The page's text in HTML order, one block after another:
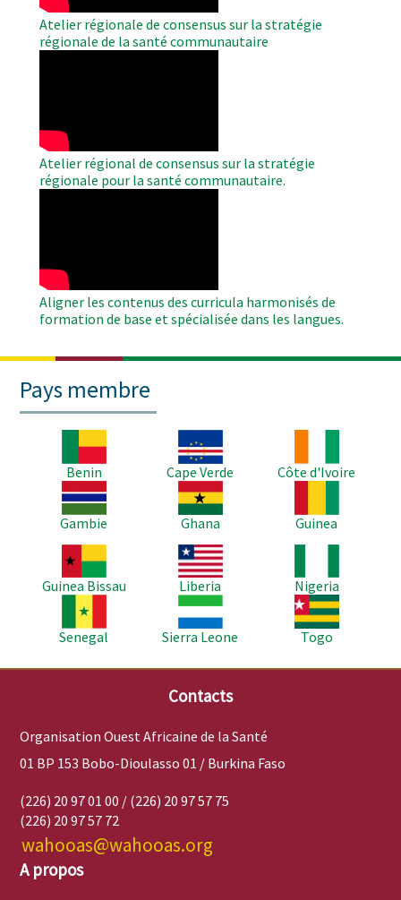
Atelier régionale de consensus sur la stratégie
régionale de la santé communautaire
Atelier régional de consensus sur la stratégie
régionale pour la santé communautaire.
Aligner les contenus des curricula harmonisés de
formation de base et spécialisée dans les langues.
Pays membre
Benin
Image
Cape Verde
Côte d'Ivoire
Image
Gambie
Image
Ghana
Guinea
Image
Guinea Bissau
Image
Liberia
Nigeria
Senegal
Image
Sierra Leone
Image
Togo
Contacts
Organisation Ouest Africaine de la Santé
01 BP 153 Bobo-Dioulasso 01 / Burkina Faso
(226) 20 97 01 00 / (226) 20 97 57 75
(226) 20 97 57 72
wahooas@wahooas.org
A propos